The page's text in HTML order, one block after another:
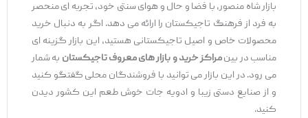
بازار شاه منصور، با فضا و حال و هوای سنتی خود، تجربه ‌ای منحصر
به فرد از فرهنگ تاجیکستان را ارائه می ‌دهد. اگر به دنبال خرید
محصولات خاص و اصیل تاجیکستانی هستید، این بازار گزینه‌ ای
مناسب در بینمراکز خرید و بازار های معروف تاجیکستانبه شمار
می ‌رود. در این بازار می ‌توانید با فروشندگان محلی گفتگو کنید
و از صنایع دستی زیبا و ادویه ‌جات خوش ‌طعم این کشور دیدن
کنید.